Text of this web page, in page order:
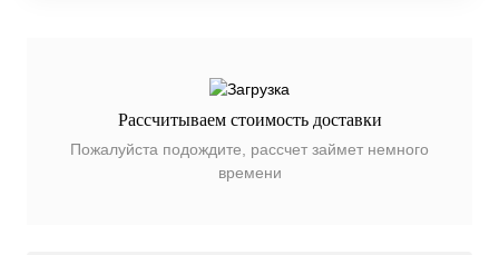
Рассчитываем стоимость доставки
Пожалуйста подождите, рассчет займет немного
времени